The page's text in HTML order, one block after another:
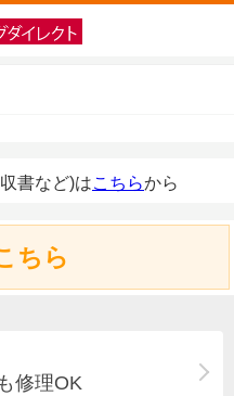
書など)はこちらから
ちら
修理OK